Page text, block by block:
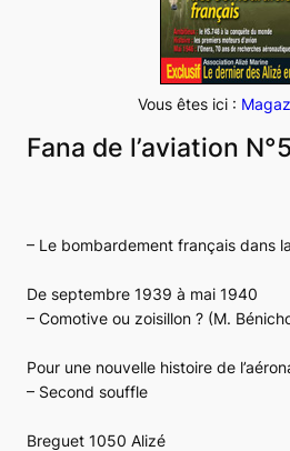
e
r
Vous êtes ici :
Fana de l’aviation
– Le bombardement français dans
De septembre 1939 à mai 1940
– Comotive ou zoisillon ? (M.
Pour une nouvelle histoire de
– Second souffle
Breguet 1050 Alizé